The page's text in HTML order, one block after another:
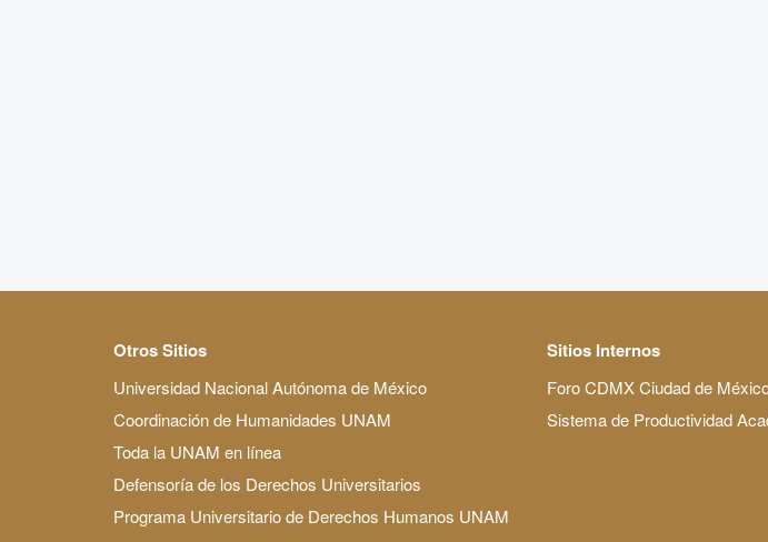
Otros Sitios
Universidad Nacional Autónoma de México
Coordinación de Humanidades UNAM
Toda la UNAM en línea
Defensoría de los Derechos Universitarios
Programa Universitario de Derechos Humanos UNAM
Sitios Internos
Foro CDMX Ciudad de
Sistema de Productividad